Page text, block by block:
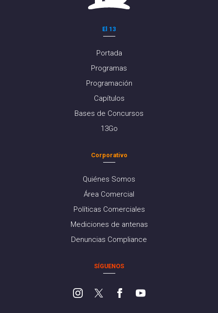
El 13
Portada
Programas
Programación
Capítulos
Bases de Concursos
13Go
Corporativo
Quiénes Somos
Área Comercial
Políticas Comerciales
Mediciones de antenas
Denuncias Compliance
SÍGUENOS